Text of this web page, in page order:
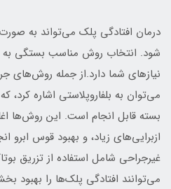
درمان افتادگی پلک می‌تواند به
شود. انتخاب روش مناسب بستگی
نیازهای شما دارد.از جمله روش‌های
می‌توان به بلفاروپلاستی اشاره کرد،
بسته قابل انجام است. این روش‌ها
ازبرایی‌های زیاد، و بهبود قوس
غیرجراحی شامل استفاده از تزریق
می‌توانند افتادگی پلک‌ها را بهبود